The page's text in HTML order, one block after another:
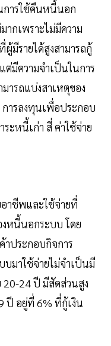
การใช้คืนหนี้นอก
ากเพราะไม่มีความ
มีรายได้สูงสามารถกู้
มีความจำเป็นในการ
ารถแบ่งสาเหตุของ
ารลงทุนเพื่อประกอบ
ะหนี้เก่า สี่ ค่าใช้จ่าย
าชีพและใช้จ่ายที่
หนี้นอกระบบ โดย
ประกอบกิจการ
มาใช้จ่ายไม่จำเป็นมี
24 ปี มีสัดส่วนสูง
ปี อยู่ที่ 6% ที่กู้เงิน